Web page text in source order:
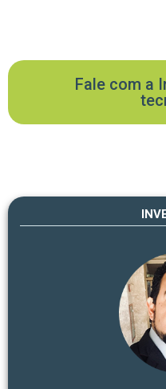
Fale com a